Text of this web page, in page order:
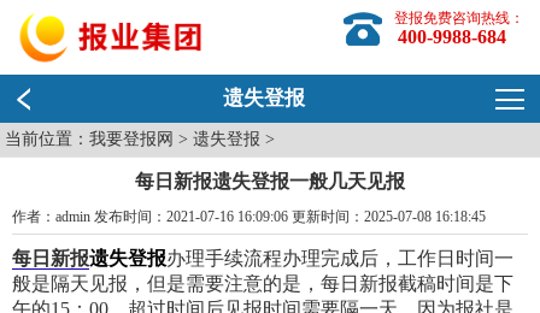
登报免费咨询热线：
400-9988-684
遗失登报
当前位置：我要登报网 >遗失登报 >
每日新报遗失登报一般几天见报
作者：admin 发布时间：2021-07-16 16:09:06 更新时间：2025-07-08 16:18:45
每日新报遗失登报办理手续流程办理完成后，工作日时间一
般是隔天见报，但是需要注意的是，每日新报截稿时间是下
午的15：00，超过时间后见报时间需要隔一天，因为报社是